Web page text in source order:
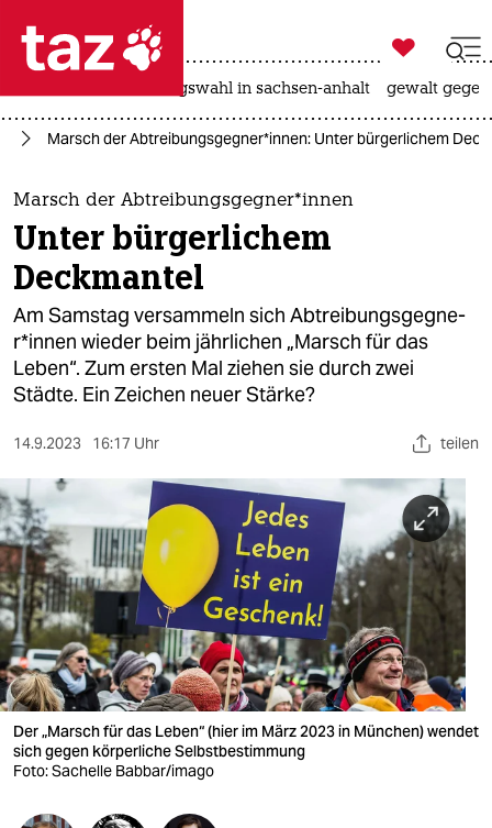
 taz zahl ich
taz zahl ich
themen
politik
öko
gesellschaft
kultur
sport
berlin
nord
wahrheit
verlag
verlag
veranstaltungen
shop
fragen & hilfe

taz zahl ich
landtagswahl in sachsen-anhalt gewalt
Marsch der Ab­trei­bungs­geg­ne­r*in­nen: Unter bürgerlichem
Marsch der Ab­trei­bungs­geg­ne­r*in­nen
Unter bürgerlichem
Deckmantel
Am Samstag versammeln sich Ab­trei­bungs­geg­ne­
r*in­nen wieder beim jährlichen „Marsch für das
Leben“. Zum ersten Mal ziehen sie durch zwei
Städte. Ein Zeichen neuer Stärke?
14.9.2023 16:17 Uhr teilen
Der „Marsch für das Leben“ (hier im März 2023 in München) wendet
sich gegen körperliche Selbst­bestimmung
Foto: Sachelle Babbar/imago